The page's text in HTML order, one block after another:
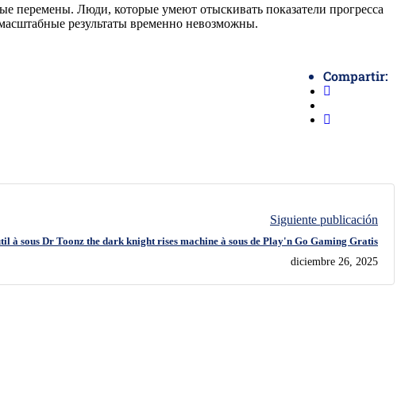
перемены. Люди, которые умеют отыскивать показатели прогресса
результаты временно невозможны.
Compartir:
Siguiente publicación
à sous Dr Toonz the dark knight rises machine à sous de Play'n Go Gaming Gratis
diciembre 26, 2025